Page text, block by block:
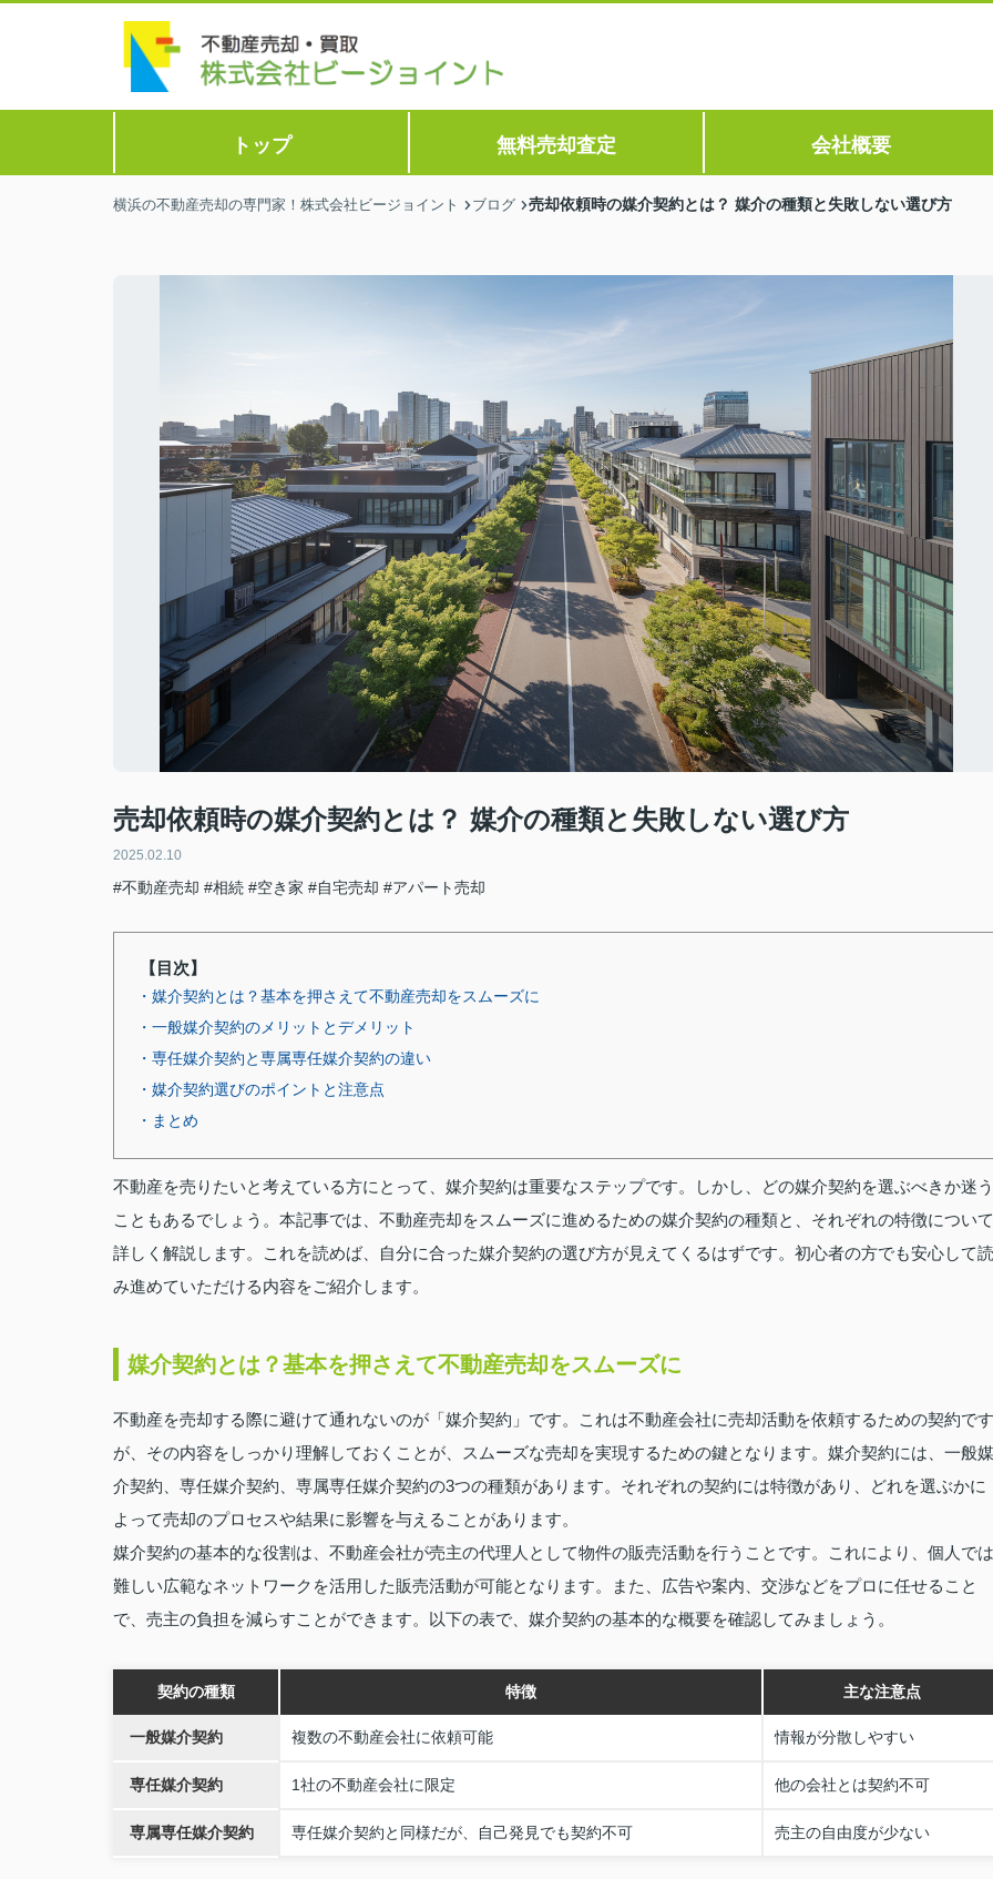
トップ 無料売却査定 会社概要
横浜の不動産売却の専門家！株式会社ビージョイント ブログ 売却依頼時の媒介契約とは？ 媒介の種類と失敗しない選び方
売却依頼時の媒介契約とは？ 媒介の種類と失敗しない選び方
2025.02.10
#不動産売却 #相続 #空き家 #自宅売却 #アパート売却
【目次】
・媒介契約とは？基本を押さえて不動産売却をスムーズに
・一般媒介契約のメリットとデメリット
・専任媒介契約と専属専任媒介契約の違い
・媒介契約選びのポイントと注意点
・まとめ
不動産を売りたいと考えている方にとって、媒介契約は重要なステップです。しかし、どの媒介契約を選ぶべきか迷う
こともあるでしょう。本記事では、不動産売却をスムーズに進めるための媒介契約の種類と、それぞれの特徴について
詳しく解説します。これを読めば、自分に合った媒介契約の選び方が見えてくるはずです。初心者の方でも安心して読
み進めていただける内容をご紹介します。
媒介契約とは？基本を押さえて不動産売却をスムーズに
不動産を売却する際に避けて通れないのが「媒介契約」です。これは不動産会社に売却活動を依頼するための契約です
が、その内容をしっかり理解しておくことが、スムーズな売却を実現するための鍵となります。媒介契約には、一般媒
介契約、専任媒介契約、専属専任媒介契約の3つの種類があります。それぞれの契約には特徴があり、どれを選ぶかに
よって売却のプロセスや結果に影響を与えることがあります。
媒介契約の基本的な役割は、不動産会社が売主の代理人として物件の販売活動を行うことです。これにより、個人では
難しい広範なネットワークを活用した販売活動が可能となります。また、広告や案内、交渉などをプロに任せること
で、売主の負担を減らすことができます。以下の表で、媒介契約の基本的な概要を確認してみましょう。
契約の種類 特徴 主な注意点
一般媒介契約 複数の不動産会社に依頼可能 情報が分散しやすい
専任媒介契約 1社の不動産会社に限定 他の会社とは契約不可
専属専任媒介契約 専任媒介契約と同様だが、自己発見でも契約不可 売主の自由度が少ない